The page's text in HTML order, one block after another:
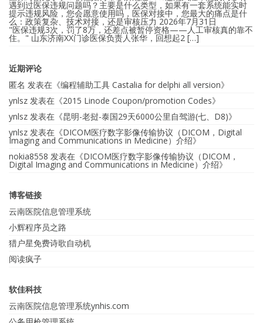
遇到过医保违规问题吗？主要是什么类型，如果有一套系统能实时
提示违规风险，您会愿意使用吗，医保对接中，您最大的痛点是什
么：政策复杂、技术对接，还是审核压力 2026年7月31日
"医保违规3次，罚了8万，还差点被暂停资格——人工审核真的靠不
住。" 山东济南XX门诊医保负责人张华，回想起2 […]
近期评论
匿名 发表在《编程辅助工具 Castalia for delphi all version》
ynlsz 发表在《2015 Linode Coupon/promotion Codes》
ynlsz 发表在《昆明-老挝-泰国29天6000公里自驾游(七、D8)》
ynlsz 发表在《DICOM医疗数字影像传输协议（DICOM，Digital
Imaging and Communications in Medicine）介绍》
nokia8558 发表在《DICOM医疗数字影像传输协议（DICOM，
Digital Imaging and Communications in Medicine）介绍》
博客链接
云南医院信息管理系统
小辉程序员之路
猎户星免费诗歌自动机
阅读疯子
软佳科技
云南医院信息管理系统ynhis.com